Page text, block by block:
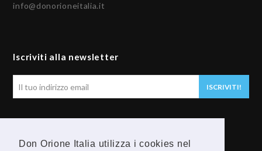
Don Orione Italia utilizza i cookies nel
info@donorioneitalia.it
Iscriviti alla newsletter
ISCRIVITI!